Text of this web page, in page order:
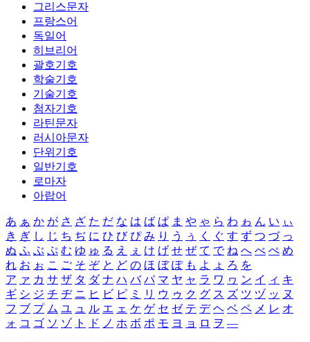
그리스문자
프랑스어
독일어
히브리어
괄호기호
학술기호
기술기호
첨자기호
라틴문자
러시아문자
단위기호
일반기호
로마자
아랍어
あ ぁ か が さ ざ た だ な は ば ぱ ま や ゃ ら わ ゎ ん い ぃ
き ぎ し じ ち ぢ に ひ び ぴ み り う ぅ く ぐ す ず つ づ っ
ぬ ふ ぶ ぷ む ゆ ゅ る え ぇ け げ せ ぜ て で ね へ べ ぺ め
れ お ぉ こ ご そ ぞ と ど の ほ ぼ ぽ も よ ょ ろ を
ア ァ カ サ ザ タ ダ ナ ハ バ パ マ ヤ ャ ラ ワ ヮ ン イ ィ キ
ギ シ ジ チ ヂ ニ ヒ ビ ピ ミ リ ウ ゥ ク グ ス ズ ツ ヅ ッ ヌ
フ ブ プ ム ユ ュ ル エ ェ ケ ゲ セ ゼ テ デ ヘ ベ ペ メ レ オ
ォ コ ゴ ソ ゾ ト ド ノ ホ ボ ポ モ ヨ ョ ロ ヲ ―